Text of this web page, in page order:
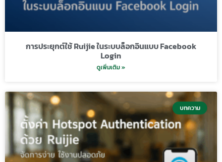
การประยุกต์ใช้ Ruijie ในระบบล็อกอินแบบ Facebook
Login
ดูเพิ่มเติม »
บทความ